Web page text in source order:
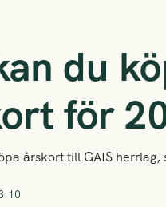
du
för
årskort till GAIS herrlag,